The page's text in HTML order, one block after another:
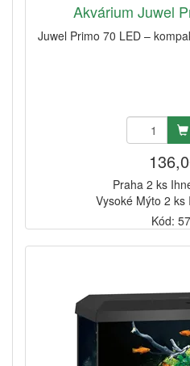
Akvárium Juwel
Juwel Primo 70 LED –
Praha 2 ks
Vysoké Mýto 2 ks
Kód: